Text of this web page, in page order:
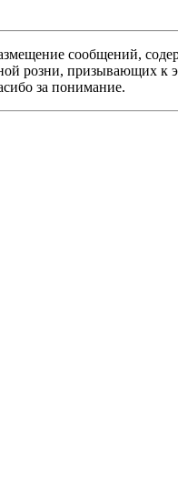
сообщений,
розни, призывающих к
за понимание.